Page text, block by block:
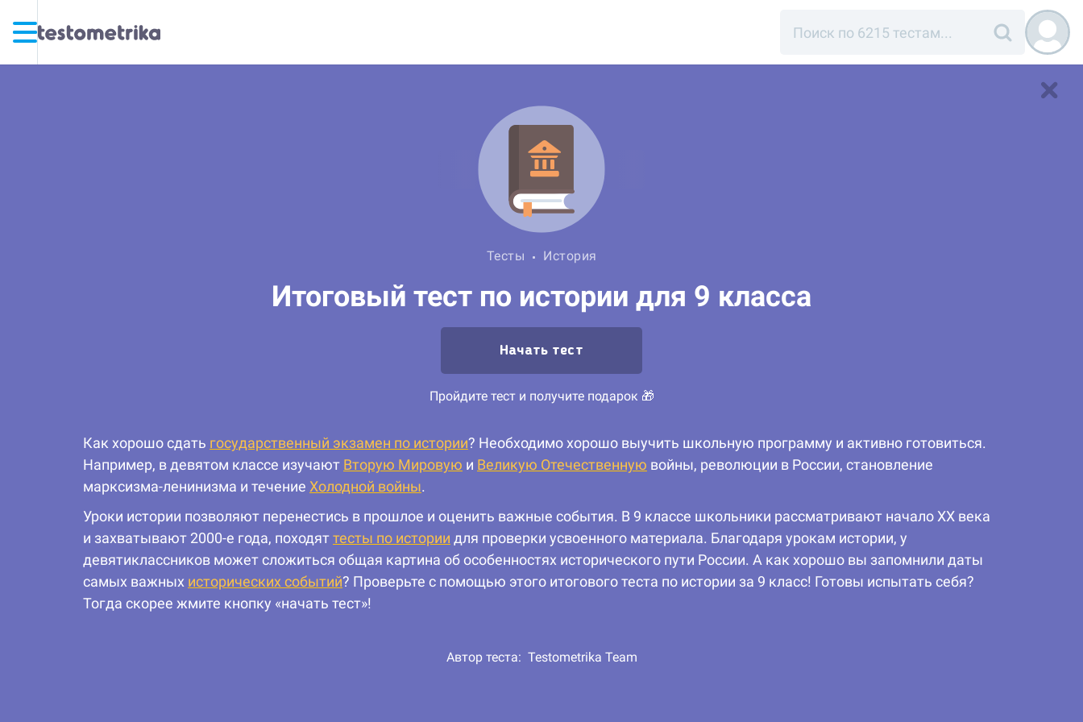
Тесты История
Итоговый тест по истории для 9 класса
Начать тест
Пройдите тест и получите подарок 🎁
Как хорошо сдать государственный экзамен по истории? Необходимо хорошо выучить школьную программу и активно готовиться.
Например, в девятом классе изучают Вторую Мировую и Великую Отечественную войны, революции в России, становление
марксизма-ленинизма и течение Холодной войны.
Уроки истории позволяют перенестись в прошлое и оценить важные события. В 9 классе школьники рассматривают начало XX века
и захватывают 2000-е года, походяттесты по истории для проверки усвоенного материала. Благодаря урокам истории, у
девятиклассников может сложиться общая картина об особенностях исторического пути России. А как хорошо вы запомнили даты
самых важных исторических событий? Проверьте с помощью этого итогового теста по истории за 9 класс! Готовы испытать себя?
Тогда скорее жмите кнопку «начать тест»!
Автор теста: Testometrika Team